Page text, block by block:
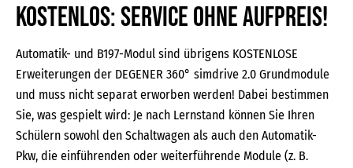
KOSTENLOS: Service ohne Aufpreis!
Automatik- und B197-Modul sind übrigens KOSTENLOSE
Erweiterungen der DEGENER 360° simdrive 2.0 Grundmodule
und muss nicht separat erworben werden! Dabei bestimmen
Sie, was gespielt wird: Je nach Lernstand können Sie Ihren
Schülern sowohl den Schaltwagen als auch den Automatik-
Pkw, die einführenden oder weiterführende Module (z. B.